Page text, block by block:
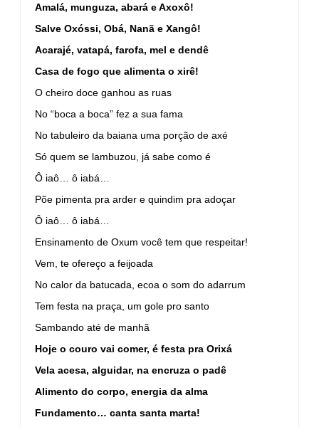
Amalá, munguza, abará e Axoxô!
Salve Oxóssi, Obá, Nanã e Xangô!
Acarajé, vatapá, farofa, mel e dendê
Casa de fogo que alimenta o xirê!
O cheiro doce ganhou as ruas
No “boca a boca” fez a sua fama
No tabuleiro da baiana uma porção de axé
Só quem se lambuzou, já sabe como é
Ô iaô… ô iabá…
Põe pimenta pra arder e quindim pra adoçar
Ô iaô… ô iabá…
Ensinamento de Oxum você tem que respeitar!
Vem, te ofereço a feijoada
No calor da batucada, ecoa o som do adarrum
Tem festa na praça, um gole pro santo
Sambando até de manhã
Hoje o couro vai comer, é festa pra Orixá
Vela acesa, alguidar, na encruza o padê
Alimento do corpo, energia da alma
Fundamento… canta santa marta!